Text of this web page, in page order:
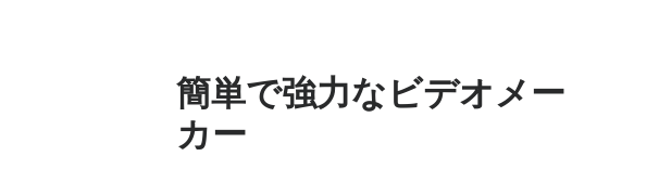
簡単で強力なビデオメー
カー